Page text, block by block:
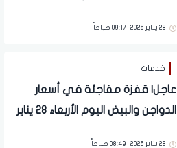
28 يناير 2026 | 09:17 صباحاً
خدمات
عاجل| قفزة مفاجئة في أسعار
الدواجن والبيض اليوم الأربعاء 28 يناير
28 يناير 2026 | 08:49 صباحاً